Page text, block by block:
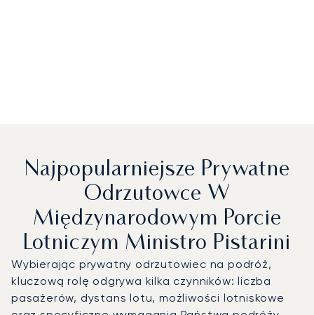
Najpopularniejsze Prywatne
Odrzutowce W
Międzynarodowym Porcie
Lotniczym Ministro Pistarini
Wybierając prywatny odrzutowiec na podróż,
kluczową rolę odgrywa kilka czynników: liczba
pasażerów, dystans lotu, możliwości lotniskowe